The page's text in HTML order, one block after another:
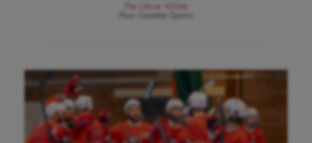
Par
César Willot
Gazette Sports